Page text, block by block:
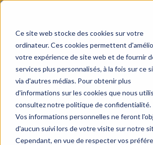
Ce site web stocke des cookies sur votre
ordinateur. Ces cookies permettent
votre expérience de site web et de fournir
services plus personnalisés, à la fois sur ce
via d'autres médias. Pour obtenir plus
d'informations sur les cookies que nous
consultez notre politique de confidentialité.
Vos informations personnelles ne feront
d'aucun suivi lors de votre visite sur notre
Cependant, en vue de respecter vos